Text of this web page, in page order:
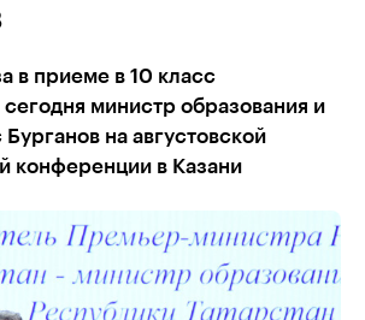
в приеме в 10 класс
сегодня министр образования и
на августовской
конференции в Казани